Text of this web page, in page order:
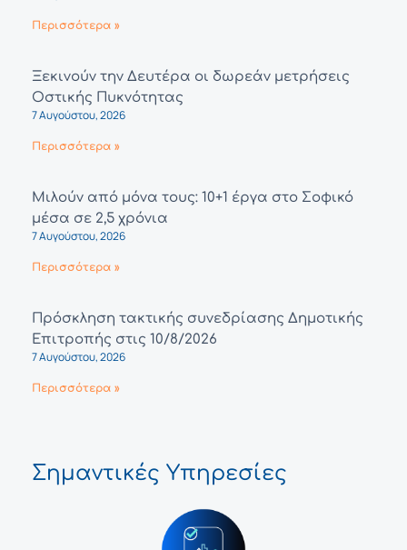
Περισσότερα »
Ξεκινούν την Δευτέρα οι δωρεάν μετρήσεις
Οστικής Πυκνότητας
7 Αυγούστου, 2026
Περισσότερα »
Μιλούν από μόνα τους: 10+1 έργα στο Σοφικό
μέσα σε 2,5 χρόνια
7 Αυγούστου, 2026
Περισσότερα »
Πρόσκληση τακτικής συνεδρίασης Δημοτικής
Επιτροπής στις 10/8/2026
7 Αυγούστου, 2026
Περισσότερα »
Σημαντικές Υπηρεσίες